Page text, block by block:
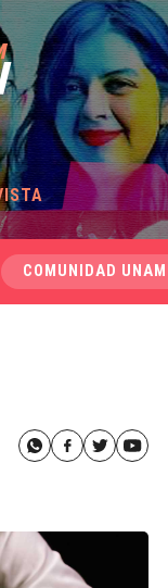
COMUNIDAD UNAM